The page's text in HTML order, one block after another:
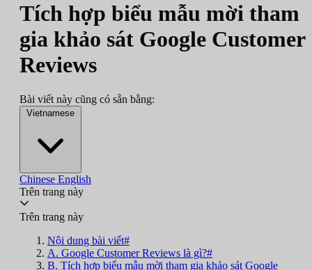
Tích hợp biểu mẫu mời tham
gia khảo sát Google Customer
Reviews
Bài viết này cũng có sẵn bằng:
Vietnamese
Chinese English
Trên trang này
Trên trang này
Nội dung bài viết#
A. Google Customer Reviews là gì?#
B. Tích hợp biểu mẫu mời tham gia khảo sát Google